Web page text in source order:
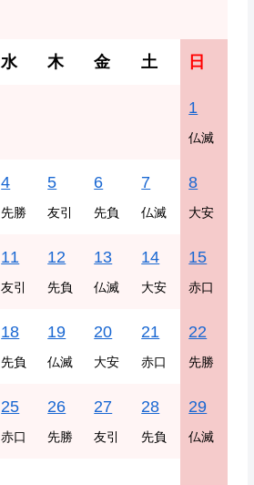
水 木 金 土 日
1
仏滅
4
先勝
5
友引
6
先負
7
仏滅
8
大安
11
友引
12
先負
13
仏滅
14
大安
15
赤口
18
先負
19
仏滅
20
大安
21
赤口
22
先勝
25
赤口
26
先勝
27
友引
28
先負
29
仏滅